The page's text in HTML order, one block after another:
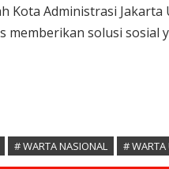
Kota Administrasi
memberikan solusi sosial
# WARTA NASIONAL # WARTA